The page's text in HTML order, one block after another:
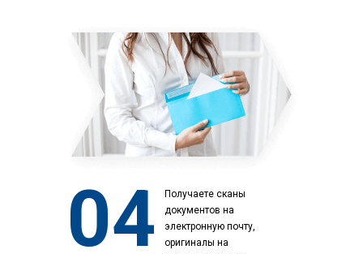
04
Получаете сканы
документов на
электронную почту,
оригиналы на